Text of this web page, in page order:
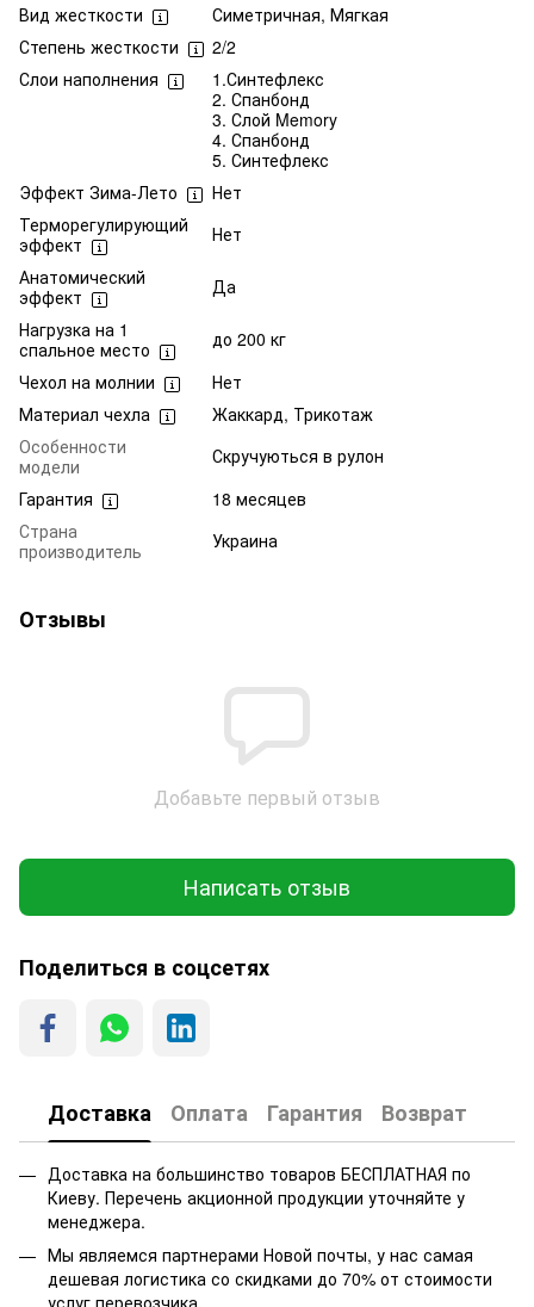
Вид жесткости
Симетричная, Мягкая
Степень жесткости
2/2
Слои наполнения
1.Синтефлекс
2. Спанбонд
3. Слой Memory
4. Спанбонд
5. Синтефлекс
Эффект Зима-Лето
Нет
Терморегулирующий
эффект
Нет
Анатомический
эффект
Да
Нагрузка на 1
спальное место
до 200 кг
Чехол на молнии
Нет
Материал чехла
Жаккард, Трикотаж
Особенности
модели
Скручуються в рулон
Гарантия
18 месяцев
Страна
производитель
Украина
Отзывы
Добавьте первый отзыв
Написать отзыв
Поделиться в соцсетях
Доставка Оплата Гарантия Возврат
Доставка на большинство товаров БЕСПЛАТНАЯ по
Киеву. Перечень акционной продукции уточняйте у
менеджера.
Мы являемся партнерами Новой почты, у нас самая
дешевая логистика со скидками до 70% от стоимости